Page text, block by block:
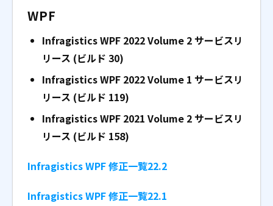
WPF
Infragistics WPF 2022 Volume 2 サービスリ
リース (ビルド 30)
Infragistics WPF 2022 Volume 1 サービスリ
リース (ビルド 119)
Infragistics WPF 2021 Volume 2 サービスリ
リース (ビルド 158)
Infragistics WPF 修正一覧22.2
Infragistics WPF 修正一覧22.1